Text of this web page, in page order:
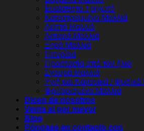
Ευαίσθητο Τριχωτό
Κατεστραμμένα Μαλλιά
Λεπτά Μαλλιά
Λιπαρά Μαλλιά
Ξηρά Μαλλιά
Πιτυρίδα
Προστασία από τον ήλιο
Σγουρά Μαλλιά
Υγιή και Κανονικά / Φυσικά
Φριζαρισμένα Μαλλιά
Dicen de nosotros
Venta al por mayor
Blog
Póngase en contacto con